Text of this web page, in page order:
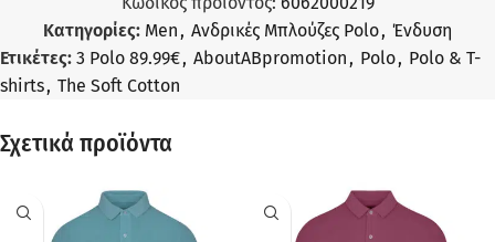
Κατηγορίες: Men, Ανδρικές Μπλούζες Polo, Ένδυση
Ετικέτες: 3 Polo 89.99€, AboutABpromotion, Polo, Polo & T-
shirts, The Soft Cotton
Σχετικά προϊόντα